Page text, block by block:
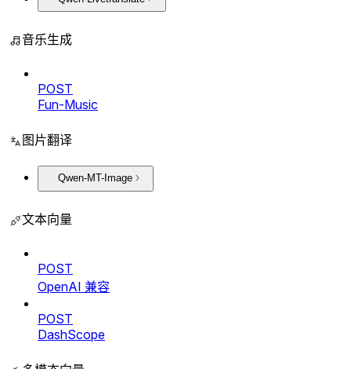
音乐生成
POST
Fun-Music
图片翻译
Qwen-MT-Image
文本向量
POST
OpenAI 兼容
POST
DashScope